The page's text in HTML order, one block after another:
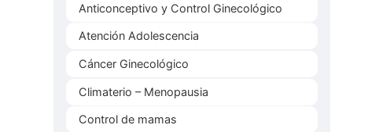
Anticonceptivo y Control Ginecológico
Atención Adolescencia
Cáncer Ginecológico
Climaterio – Menopausia
Control de mamas